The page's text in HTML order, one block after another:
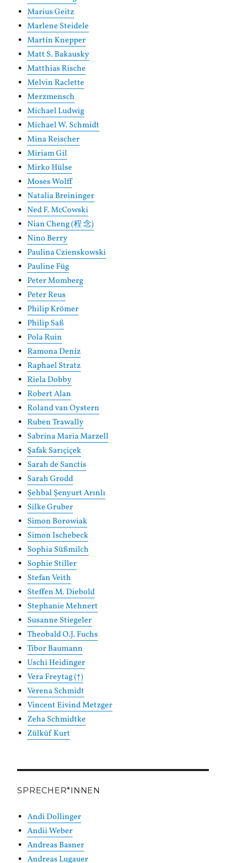
Marius Geitz
Marlene Steidele
Martin Knepper
Matt S. Bakausky
Matthias Rische
Melvin Raclette
Merzmensch
Michael Ludwig
Michael W. Schmidt
Mina Reischer
Miriam Gil
Mirko Hülse
Moses Wolff
Natalia Breininger
Ned F. McCowski
Nian Cheng (程 念)
Nino Berry
Paulina Czienskowski
Pauline Füg
Peter Momberg
Peter Reus
Philip Krömer
Philip Saß
Pola Ruin
Ramona Deniz
Raphael Stratz
Riela Dobby
Robert Alan
Roland van Oystern
Ruben Trawally
Sabrina Maria Marzell
Şafak Sarıçiçek
Sarah de Sanctis
Sarah Grodd
Şehbal Şenyurt Arınlı
Silke Gruber
Simon Borowiak
Simon Ischebeck
Sophia Süßmilch
Sophie Stiller
Stefan Veith
Steffen M. Diebold
Stephanie Mehnert
Susanne Stiegeler
Theobald O.J. Fuchs
Tibor Baumann
Uschi Heidinger
Vera Freytag (†)
Verena Schmidt
Vincent Eivind Metzger
Zeha Schmidtke
Zülküf Kurt
SPRECHER*INNEN
Andi Dollinger
Andii Weber
Andreas Basner
Andreas Lugauer